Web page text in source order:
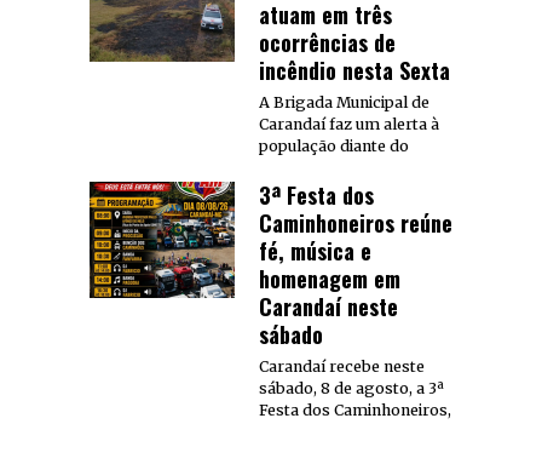
atuam em três
ocorrências de
incêndio nesta Sexta
A Brigada Municipal de
Carandaí faz um alerta à
população diante do
3ª Festa dos
Caminhoneiros reúne
fé, música e
homenagem em
Carandaí neste
sábado
Carandaí recebe neste
sábado, 8 de agosto, a 3ª
Festa dos Caminhoneiros,